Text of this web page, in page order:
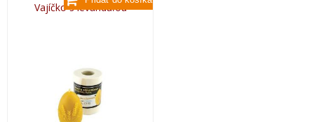
Vajíčko s levanduľou